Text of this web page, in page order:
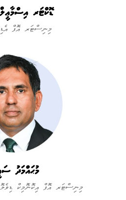
ޑޮކްޓަރ
މިނިސްޓަރ އޮފް
މުޙައްމަދު
މިނިސްޓަރ އޮފް އިކޮނޮމިކް